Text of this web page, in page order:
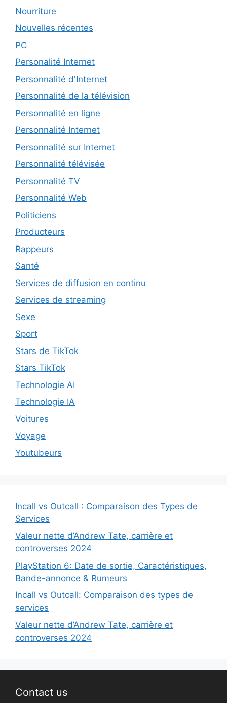
Nourriture
Nouvelles récentes
PC
Personalité Internet
Personnalité d'Internet
Personnalité de la télévision
Personnalité en ligne
Personnalité Internet
Personnalité sur Internet
Personnalité télévisée
Personnalité TV
Personnalité Web
Politiciens
Producteurs
Rappeurs
Santé
Services de diffusion en continu
Services de streaming
Sexe
Sport
Stars de TikTok
Stars TikTok
Technologie AI
Technologie IA
Voitures
Voyage
Youtubeurs
Incall vs Outcall : Comparaison des Types de
Services
Valeur nette d’Andrew Tate, carrière et
controverses 2024
PlayStation 6: Date de sortie, Caractéristiques,
Bande-annonce & Rumeurs
Incall vs Outcall: Comparaison des types de
services
Valeur nette d’Andrew Tate, carrière et
controverses 2024
Contact us